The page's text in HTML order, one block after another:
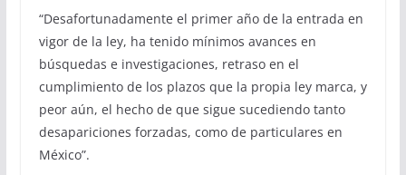
“Desafortunadamente el primer año de la entrada en
vigor de la ley, ha tenido mínimos avances en
búsquedas e investigaciones, retraso en el
cumplimiento de los plazos que la propia ley marca, y
peor aún, el hecho de que sigue sucediendo tanto
desapariciones forzadas, como de particulares en
México”.